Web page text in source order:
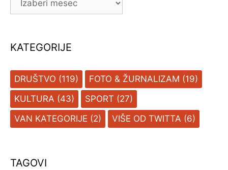
KATEGORIJE
DRUŠTVO (119) FOTO & ŽURNALIZAM (19)
KULTURA (43) SPORT (27)
VAN KATEGORIJE (2) VIŠE OD TWITTA (6)
TAGOVI